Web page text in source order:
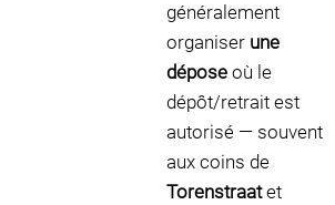
généralement
organiser une
dépose où le
dépôt/retrait est
autorisé — souvent
aux coins de
Torenstraatet